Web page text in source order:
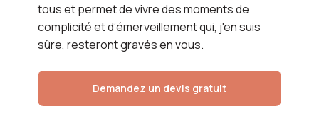
tous et permet de vivre des moments de
complicité et d’émerveillement qui, j'en suis
sûre, resteront gravés en vous.
Demandez un devis gratuit